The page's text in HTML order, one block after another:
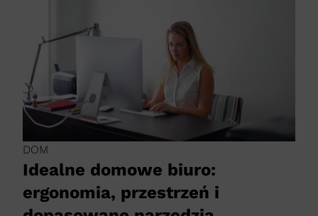
DOM
Idealne domowe biuro:
ergonomia, przestrzeń i